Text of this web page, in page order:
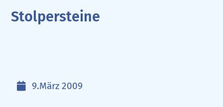
Stolpersteine
9.März 2009